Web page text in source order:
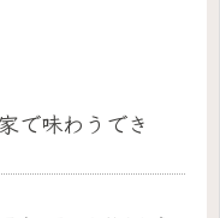
で味わうでき